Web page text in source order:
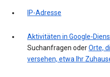
IP-Adresse
Aktivitäten in Google-
Suchanfragen oderOrte,
versehen, etwa Ihr